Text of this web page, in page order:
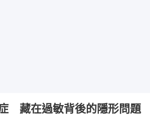
藏在過敏背後的隱形問題